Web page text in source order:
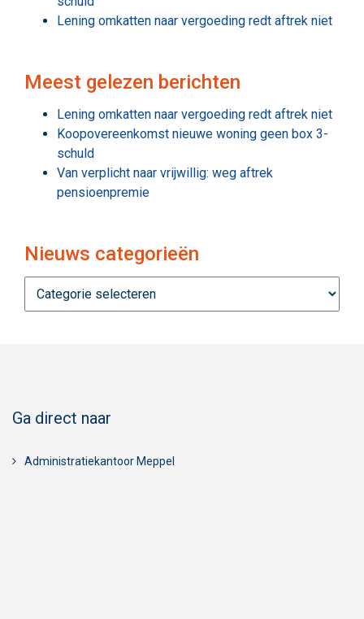
Lening omkatten naar vergoeding redt aftrek niet
Meest gelezen berichten
Lening omkatten naar vergoeding redt aftrek niet
Koopovereenkomst nieuwe woning geen box 3-
schuld
Van verplicht naar vrijwillig: weg aftrek
pensioenpremie
Nieuws categorieën
categorieën
Ga direct naar
Administratiekantoor Meppel